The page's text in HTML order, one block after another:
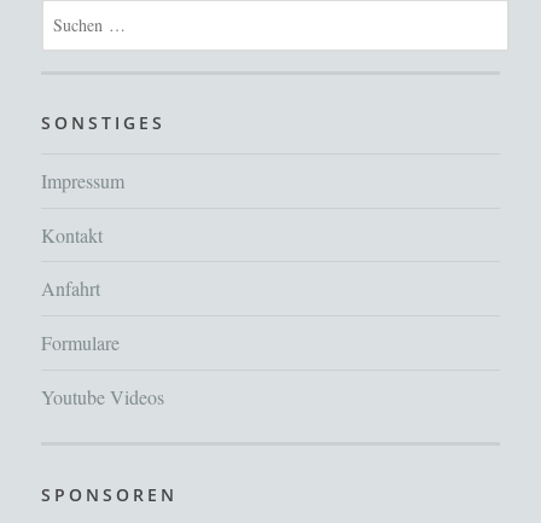
Suchen
nach:
SONSTIGES
Impressum
Kontakt
Anfahrt
Formulare
Youtube Videos
SPONSOREN